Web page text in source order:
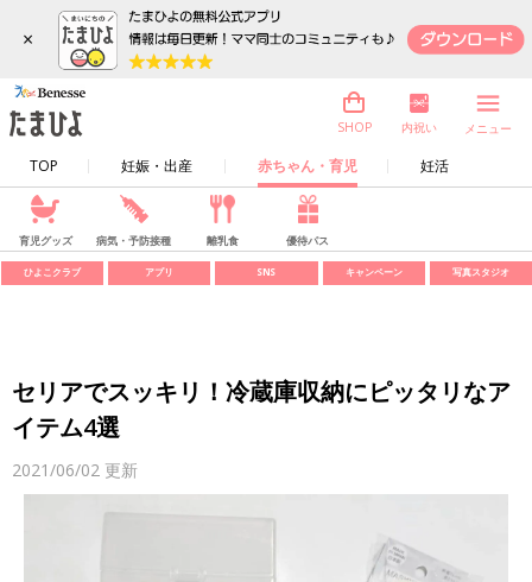
×
TOP 妊娠・出産 赤ちゃん・育児 妊活
SHOP 内祝い メニュー
育児グッズ 病気・予防接種 離乳食 優待パス
ひよこクラブ アプリ SNS キャンペーン 写真スタジオ
セリアでスッキリ！冷蔵庫収納にピッタリなア
イテム4選
2021/06/02 更新